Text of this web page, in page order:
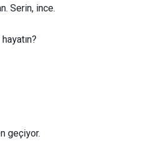
Serin, ince.
geçiyor.